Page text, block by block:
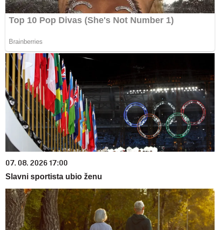
07. 08. 2026 17:00
Slavni sportista ubio ženu